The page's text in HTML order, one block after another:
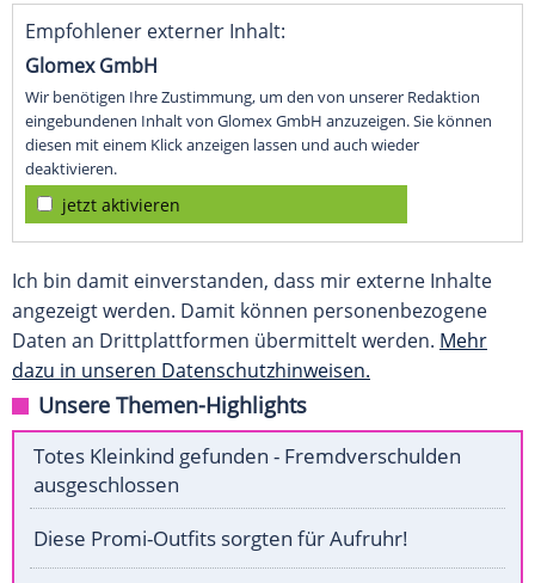
Empfohlener externer Inhalt:
Glomex GmbH
Wir benötigen Ihre Zustimmung, um den von unserer Redaktion
eingebundenen Inhalt von Glomex GmbH anzuzeigen. Sie können
diesen mit einem Klick anzeigen lassen und auch wieder
deaktivieren.
jetzt aktivieren
Ich bin damit einverstanden, dass mir externe Inhalte
angezeigt werden. Damit können personenbezogene
Daten an Drittplattformen übermittelt werden. Mehr
dazu in unseren Datenschutzhinweisen.
Unsere Themen-Highlights
Totes Kleinkind gefunden - Fremdverschulden
ausgeschlossen
Diese Promi-Outfits sorgten für Aufruhr!